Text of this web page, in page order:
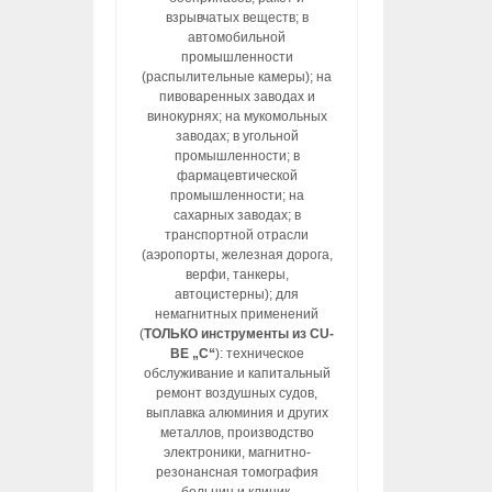
взрывчатых веществ; в
автомобильной
промышленности
(распылительные камеры); на
пивоваренных заводах и
винокурнях; на мукомольных
заводах; в угольной
промышленности; в
фармацевтической
промышленности; на
сахарных заводах; в
транспортной отрасли
(аэропорты, железная дорога,
верфи, танкеры,
автоцистерны); для
немагнитных применений
(ТОЛЬКО инструменты из CU-
BE „C“): техническое
обслуживание и капитальный
ремонт воздушных судов,
выплавка алюминия и других
металлов, производство
электроники, магнитно-
резонансная томография